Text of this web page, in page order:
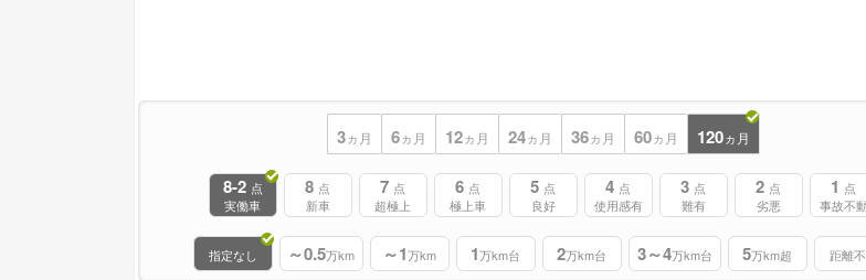
3ヵ月 6ヵ月 12ヵ月 24ヵ月 36ヵ月 60ヵ月 120ヵ月
8-2 点
実働車
8 点
新車
7 点
超極上
6 点
極上車
5 点
良好
4 点
使用感有
3 点
難有
2 点
劣悪
1 点
事故不
指定なし ～0.5万km ～1万km 1万km台 2万km台 3～4万km台 5万km超 距離